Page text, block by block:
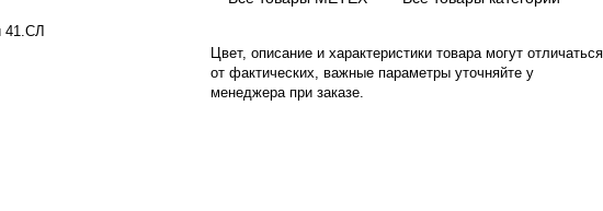
41.СЛ
Цвет, описание и характеристики товара могут отличаться
от фактических, важные параметры уточняйте у
менеджера при заказе.